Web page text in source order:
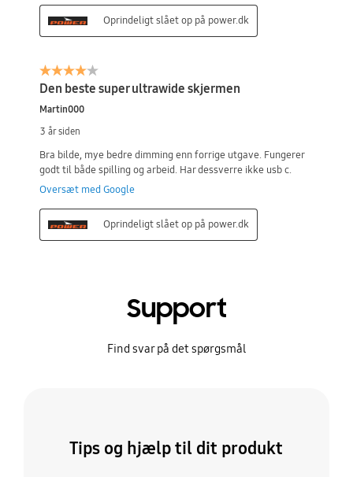
Support
Find svar på det spørgsmål
Tips og hjælp til dit produkt